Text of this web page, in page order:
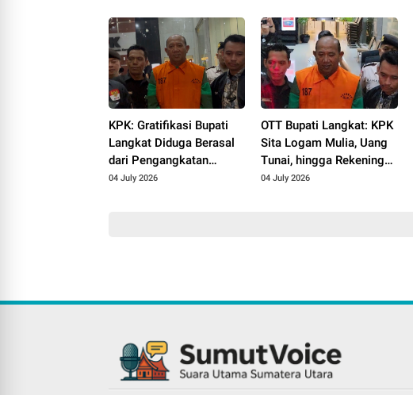
KPK: Gratifikasi Bupati
Langkat Diduga Berasal
dari Pengangkatan
Camat dan Kepsek
04 July 2026
OTT Bupati Langkat: KPK
Sita Logam Mulia, Uang
Tunai, hingga Rekening
Miliaran Rupiah
04 July 2026